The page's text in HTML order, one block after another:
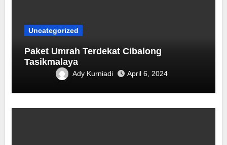
Uncategorized
Paket Umrah Terdekat ‎Cibalong
Tasikmalaya
Ady Kurniadi April 6, 2024